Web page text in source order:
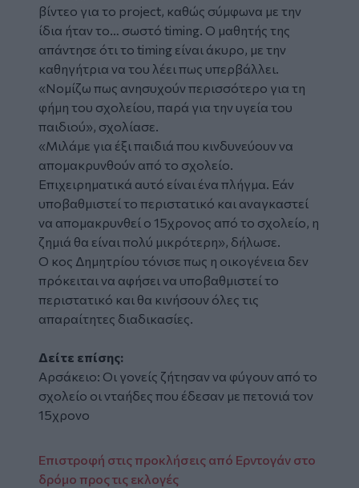
βίντεο για το project, καθώς σύμφωνα με την
ίδια ήταν το… σωστό timing. Ο μαθητής της
απάντησε ότι το timing είναι άκυρο, με την
καθηγήτρια να του λέει πως υπερβάλλει.
«Νομίζω πως ανησυχούν περισσότερο για τη
φήμη του σχολείου, παρά για την υγεία του
παιδιού», σχολίασε.
«Μιλάμε για έξι παιδιά που κινδυνεύουν να
απομακρυνθούν από το σχολείο.
Επιχειρηματικά αυτό είναι ένα πλήγμα. Εάν
υποβαθμιστεί το περιστατικό και αναγκαστεί
να απομακρυνθεί ο 15χρονος από το σχολείο, η
ζημιά θα είναι πολύ μικρότερη», δήλωσε.
Ο κος Δημητρίου τόνισε πως η οικογένεια δεν
πρόκειται να αφήσει να υποβαθμιστεί το
περιστατικό και θα κινήσουν όλες τις
απαραίτητες διαδικασίες.
Δείτε επίσης:
Αρσάκειο: Οι γονείς ζήτησαν να φύγουν από το
σχολείο οι νταήδες που έδεσαν με πετονιά τον
15χρονο
Επιστροφή στις προκλήσεις από Ερντογάν στο
δρόμο προς τις εκλογές